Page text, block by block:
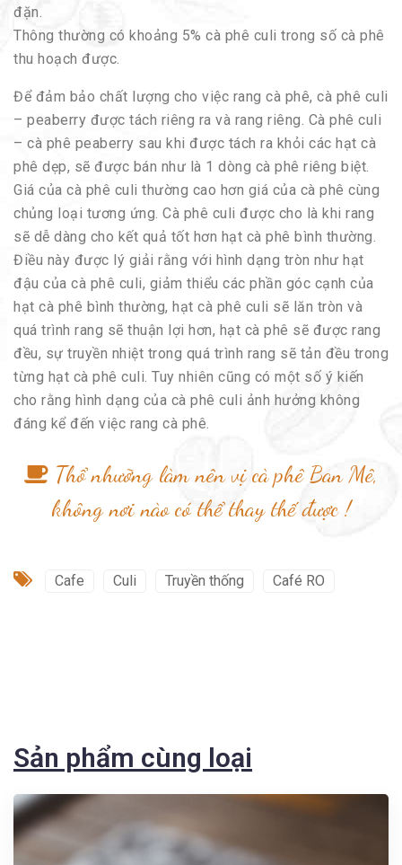
đặn.
Thông thường có khoảng 5% cà phê culi trong số cà phê
thu hoạch được.
Để đảm bảo chất lượng cho việc rang cà phê, cà phê culi
– peaberry được tách riêng ra và rang riêng. Cà phê culi
– cà phê peaberry sau khi được tách ra khỏi các hạt cà
phê dẹp, sẽ được bán như là 1 dòng cà phê riêng biệt.
Giá của cà phê culi thường cao hơn giá của cà phê cùng
chủng loại tương ứng. Cà phê culi được cho là khi rang
sẽ dễ dàng cho kết quả tốt hơn hạt cà phê bình thường.
Điều này được lý giải rằng với hình dạng tròn như hạt
đậu của cà phê culi, giảm thiểu các phần góc cạnh của
hạt cà phê bình thường, hạt cà phê culi sẽ lăn tròn và
quá trình rang sẽ thuận lợi hơn, hạt cà phê sẽ được rang
đều, sự truyền nhiệt trong quá trình rang sẽ tản đều trong
từng hạt cà phê culi. Tuy nhiên cũng có một số ý kiến
cho rằng hình dạng của cà phê culi ảnh hưởng không
đáng kể đến việc rang cà phê.
Thổ nhưỡng làm nên vị cà phê Ban Mê,
không nơi nào có thể thay thế được !
Cafe Culi Truyền thống Café RO
Sản phẩm cùng loại